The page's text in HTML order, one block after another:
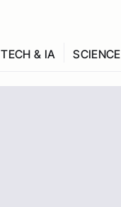
TECH & IA SCIENCE